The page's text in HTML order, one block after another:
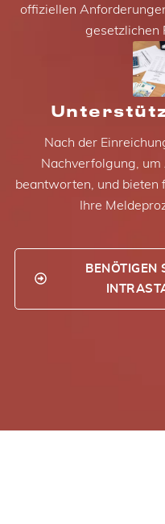
offiziellen
gesetzlichen
Nach der
Nachverfolgung,
beantworten, und bieten
Ihre
BENÖTIGEN